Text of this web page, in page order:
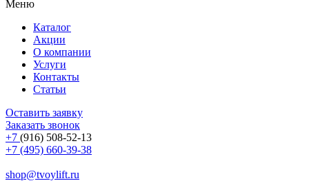
Меню
Каталог
Акции
О компании
Услуги
Контакты
Статьи
Оставить заявку
Заказать звонок
+7 (916) 508-52-13
+7 (495) 660-39-38
shop@tvoylift.ru